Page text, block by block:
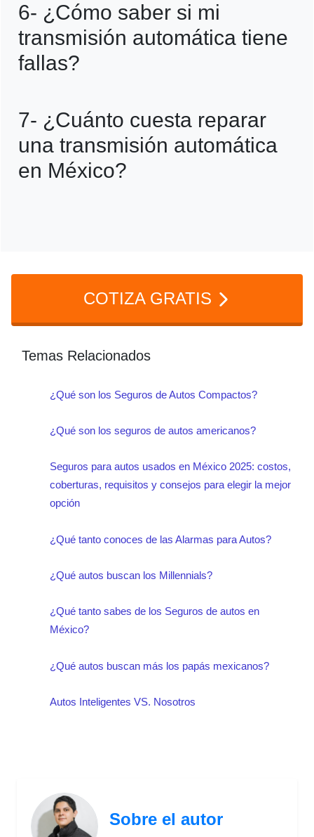
sobrecalentamientos y hacer
mantenimientos periódicos según el
manual.
6- ¿Cómo saber si mi
transmisión automática tiene
fallas?
extraños, cambios bruscos, pérdida de
potencia o dificultad para cambiar de
marcha.
7- ¿Cuánto cuesta reparar
una transmisión automática
en México?
COTIZA GRATIS
Temas Relacionados
¿Qué son los Seguros de Autos Compactos?
¿Qué son los seguros de autos americanos?
Seguros para autos usados en México 2025: costos,
coberturas, requisitos y consejos para elegir la mejor
opción
¿Qué tanto conoces de las Alarmas para Autos?
¿Qué autos buscan los Millennials?
¿Qué tanto sabes de los Seguros de autos en
México?
¿Qué autos buscan más los papás mexicanos?
Autos Inteligentes VS. Nosotros
Sobre el autor